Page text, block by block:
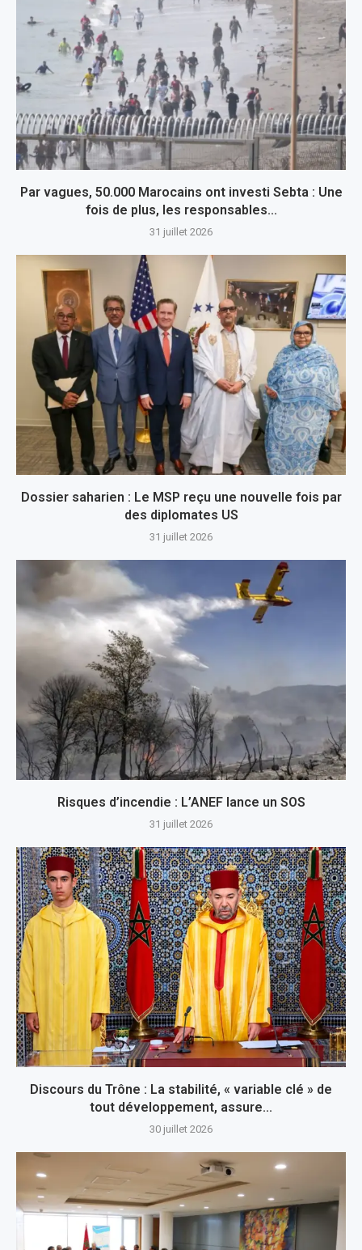
Par vagues, 50.000 Marocains ont investi Sebta : Une
fois de plus, les responsables...
31 juillet 2026
Dossier saharien : Le MSP reçu une nouvelle fois par
des diplomates US
31 juillet 2026
Risques d’incendie : L’ANEF lance un SOS
31 juillet 2026
Discours du Trône : La stabilité, « variable clé » de
tout développement, assure...
30 juillet 2026